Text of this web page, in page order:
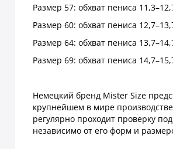
Размер 57: обхват пениса
Размер 60: обхват пениса
Размер 64: обхват пениса
Размер 69: обхват пениса
Немецкий бренд Mister Size
крупнейшем в мире
регулярно проходит проверку
независимо от его форм и